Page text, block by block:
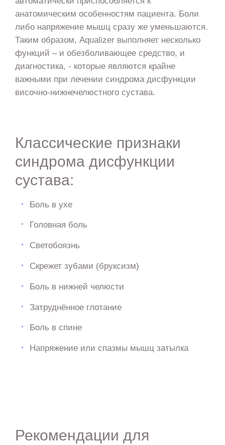
анатомическим особенностям пациента. Боли
либо напряжение мышц сразу же уменьшаются.
Таким образом, Aqualizer выполняет несколько
функций – и обезболивающее средство, и
диагностика, - которые являются крайне
важными при лечении синдрома дисфункции
височно-нижнечелюстного сустава.
Классические признаки
синдрома дисфункции
сустава:
Боль в ухе
Головная боль
Светобоязнь
Скрежет зубами (бруксизм)
Боль в нижней челюсти
Затруднённое глотание
Боль в спине
Напряжение или спазмы мышц затылка
Рекомендации для